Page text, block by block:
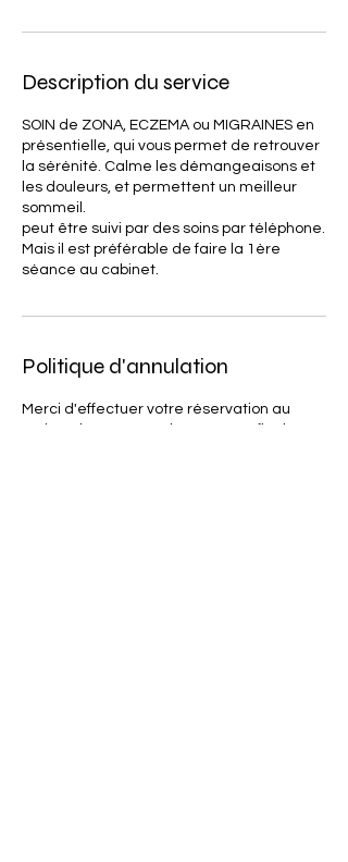
Description du service
SOIN de ZONA, ECZEMA ou MIGRAINES en
présentielle, qui vous permet de retrouver
la sérénité. Calme les démangeaisons et
les douleurs, et permettent un meilleur
sommeil.
peut être suivi par des soins par téléphone.
Mais il est préférable de faire la 1ère
séance au cabinet.
Politique d'annulation
Merci d'effectuer votre réservation au